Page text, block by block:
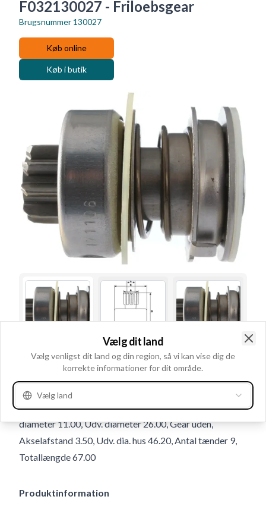
F032130027 - Friloebsgear
Brugsnummer 130027
Køb online
Køb i butik
Brugsnummer 130027
Detaljer & beskrivelse
Stråleantal indvendig 10, Rotation Mod uret, Indvendig
diameter 11.00, Udv. diameter 26.00, Gear uden,
Akselafstand 3.50, Udv. dia. hus 46.20, Antal tænder 9,
Totallængde 67.00
Produktinformation
Vælg dit land
Vælg venligst dit land og din region, så vi kan vise dig de
korrekte informationer for dit område.
Vælg land